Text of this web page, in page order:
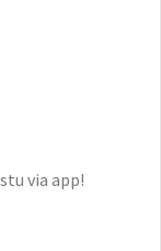
via app!